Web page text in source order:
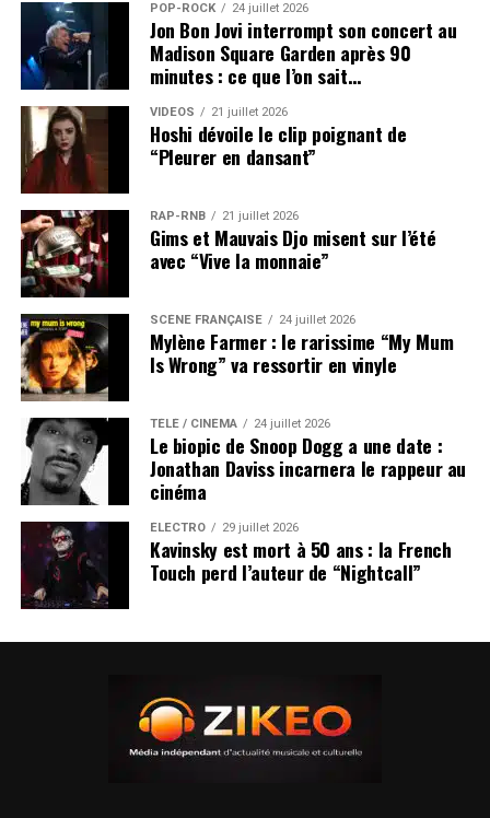
POP-ROCK 24 juillet 2026
Jon Bon Jovi interrompt son concert au
Madison Square Garden après 90
minutes : ce que l’on sait…
VIDEOS 21 juillet 2026
Hoshi dévoile le clip poignant de
“Pleurer en dansant”
RAP-RNB 21 juillet 2026
Gims et Mauvais Djo misent sur l’été
avec “Vive la monnaie”
SCÈNE FRANÇAISE 24 juillet 2026
Mylène Farmer : le rarissime “My Mum
Is Wrong” va ressortir en vinyle
TÉLÉ / CINÉMA 24 juillet 2026
Le biopic de Snoop Dogg a une date :
Jonathan Daviss incarnera le rappeur au
cinéma
ÉLECTRO 29 juillet 2026
Kavinsky est mort à 50 ans : la French
Touch perd l’auteur de “Nightcall”